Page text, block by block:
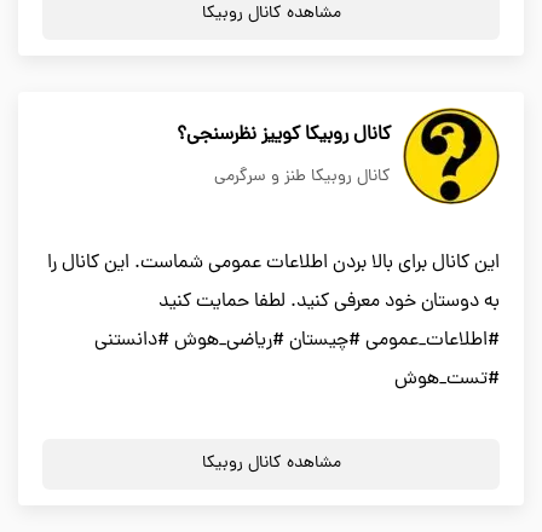
مشاهده کانال روبیکا
کانال روبیکا کوییز نظرسنجی؟
کانال روبیکا طنز و سرگرمی
اين کانال برای بالا بردن اطلاعات عمومی شماست. اين کانال را
به دوستان خود معرفی کنید. لطفا حمایت کنید
#اطلاعات_عمومی #چیستان #ریاضی_هوش #دانستنی
#تست_هوش
مشاهده کانال روبیکا